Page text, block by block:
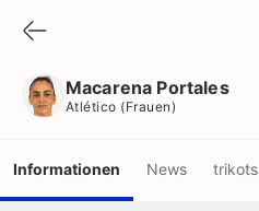
Macarena Portales
Atlético (frauen)
Informationen News trikots